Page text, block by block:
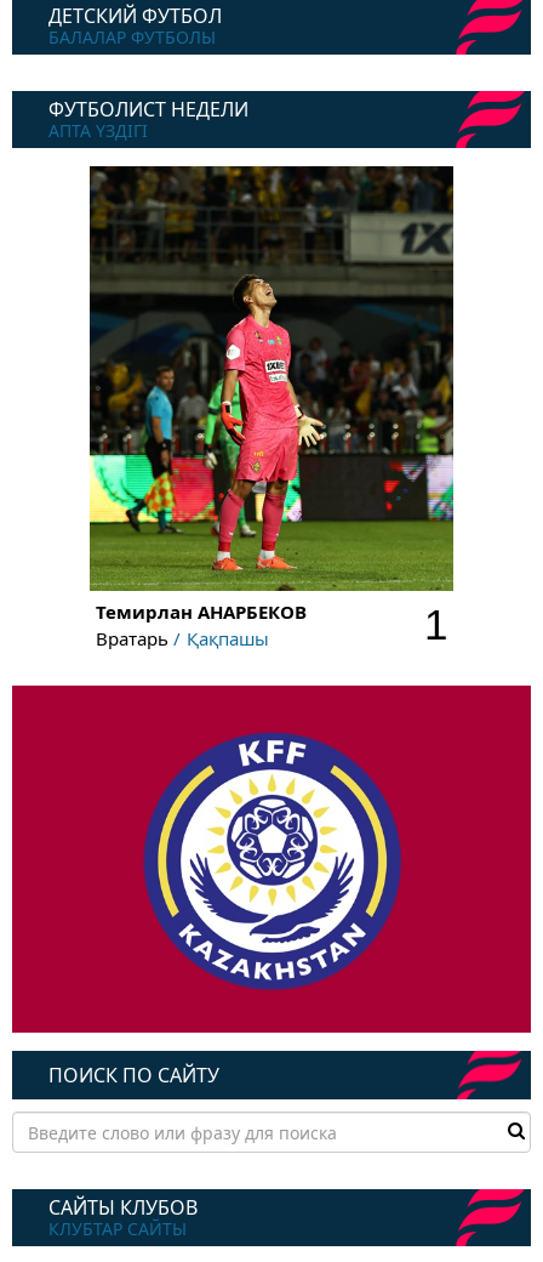
ДЕТСКИЙ ФУТБОЛ
БАЛАЛАР ФУТБОЛЫ
ФУТБОЛИСТ НЕДЕЛИ
АПТА ҮЗДІГІ
Темирлан АНАРБЕКОВ
Вратарь
Қақпашы 1
ПОИСК ПО САЙТУ
САЙТЫ КЛУБОВ
КЛУБТАР САЙТЫ